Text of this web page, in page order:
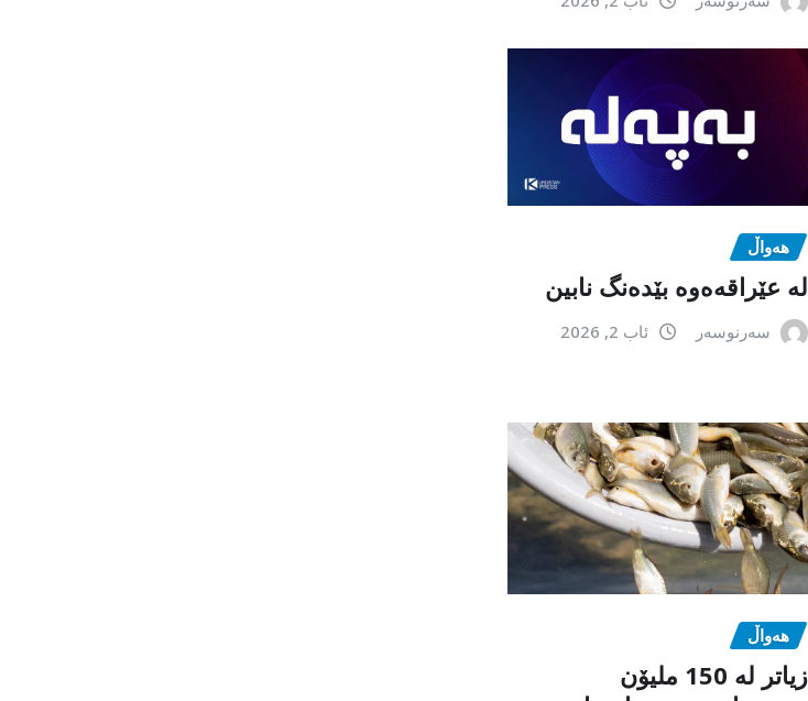
هەواڵ
لە عێراقەەوە بێدەنگ نابین
سەرنوسەر ئاب 2, 2026
هەواڵ
زیاتر لە 150 ملیۆن